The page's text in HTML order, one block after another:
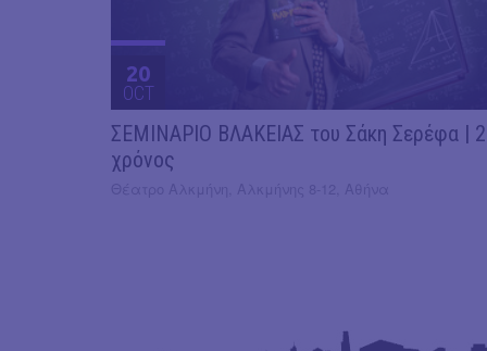
20
OCT
ΣΕΜΙΝΑΡΙΟ ΒΛΑΚΕΙΑΣ του Σάκη Σερέφα |
χρόνος